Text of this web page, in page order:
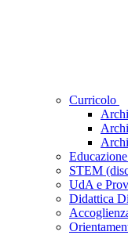
Curricolo
STEM
UdA e
Didattica